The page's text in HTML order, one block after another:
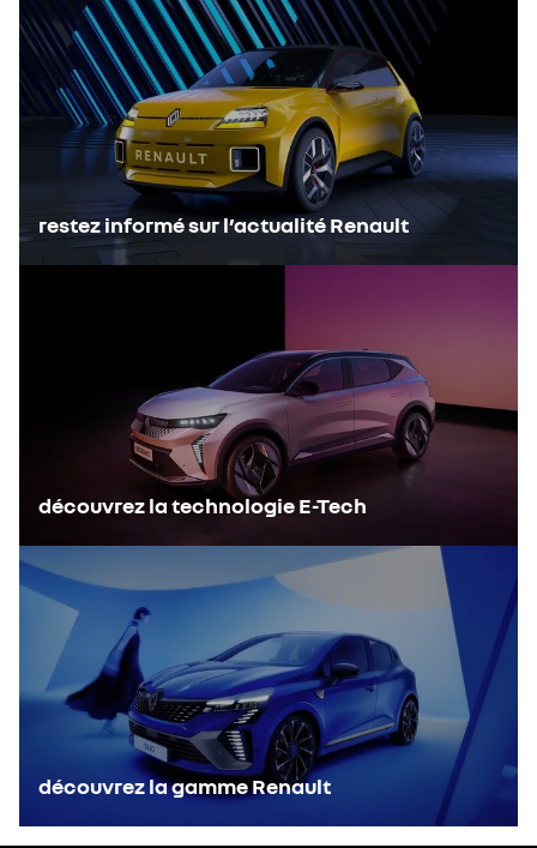
restez informé sur l’actualité Renault
découvrez la technologie E-Tech
découvrez la gamme Renault